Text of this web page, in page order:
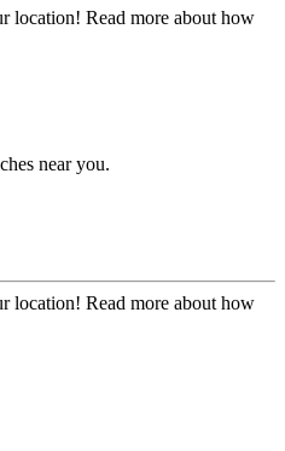
location! Read more about how
near you.
location! Read more about how